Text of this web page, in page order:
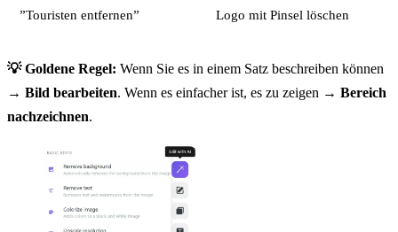
”Touristen entfernen” Logo mit Pinsel löschen
💡 Goldene Regel: Wenn Sie es in einem Satz beschreiben können
→ Bild bearbeiten. Wenn es einfacher ist, es zu zeigen → Bereich
nachzeichnen.